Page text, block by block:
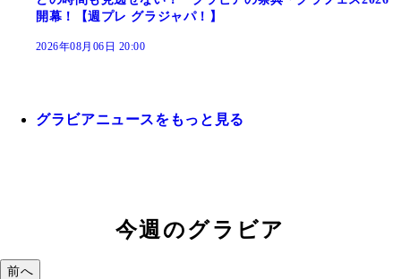
開幕！【週プレ グラジャパ！】
2026年08月06日 20:00
グラビアニュースをもっと見る
今週のグラビア
前へ